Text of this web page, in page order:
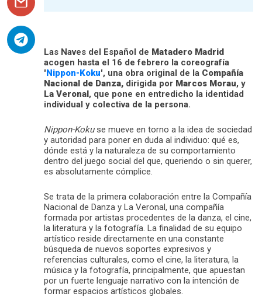
Las Naves del Español de Matadero Madrid
acogen hasta el 16 de febrero la coreografía
'Nippon-Koku', una obra original de la Compañía
Nacional de Danza, dirigida por Marcos Morau, y
La Veronal, que pone en entredicho la identidad
individual y colectiva de la persona.
Nippon-Kokuse mueve en torno a la idea de sociedad
y autoridad para poner en duda al individuo: qué es,
dónde está y la naturaleza de su comportamiento
dentro del juego social del que, queriendo o sin querer,
es absolutamente cómplice.
Se trata de la primera colaboración entre la Compañía
Nacional de Danza y La Veronal, una compañía
formada por artistas procedentes de la danza, el cine,
la literatura y la fotografía. La finalidad de su equipo
artístico reside directamente en una constante
búsqueda de nuevos soportes expresivos y
referencias culturales, como el cine, la literatura, la
música y la fotografía, principalmente, que apuestan
por un fuerte lenguaje narrativo con la intención de
formar espacios artísticos globales.